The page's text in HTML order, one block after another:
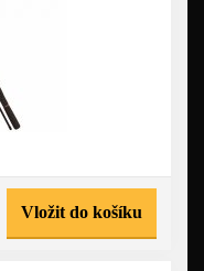
Vložit do košíku